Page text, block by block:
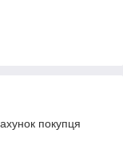
покупця